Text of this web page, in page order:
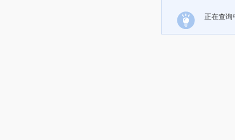
正在查询